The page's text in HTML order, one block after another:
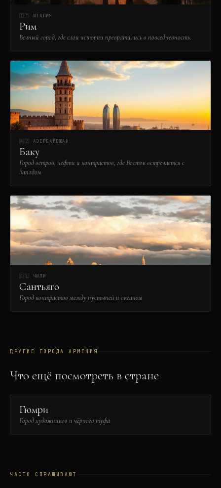
🇮🇹 ИТАЛИЯ
Рим
Вечный город, где слои истории превратились в повседневность.
🇦🇿 АЗЕРБАЙДЖАН
Баку
Город ветров, нефти и контрастов, где Восток встречается с
Западом
🇨🇱 ЧИЛИ
Сантьяго
Город контрастов между пустыней и океаном
ДРУГИЕ ГОРОДА АРМЕНИЯ
Что ещё посмотреть в стране
Гюмри
Город художников и чёрного туфа
ЧАСТО СПРАШИВАЮТ